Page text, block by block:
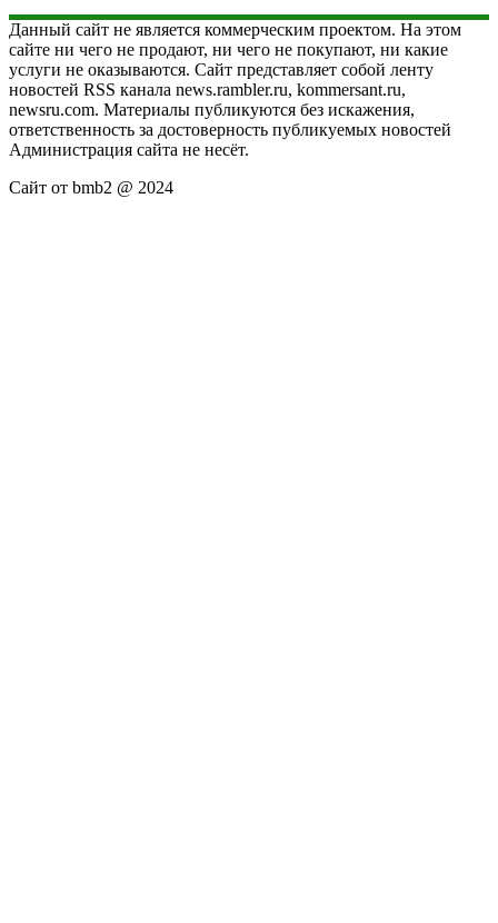
Данный сайт не является коммерческим проектом. На этом
сайте ни чего не продают, ни чего не покупают, ни какие
услуги не оказываются. Сайт представляет собой ленту
новостей RSS канала news.rambler.ru, kommersant.ru,
newsru.com. Материалы публикуются без искажения,
ответственность за достоверность публикуемых новостей
Администрация сайта не несёт.
Сайт от bmb2 @ 2024